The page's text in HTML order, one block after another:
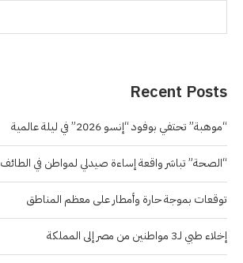
Recent Posts
“موهبة” تحتفي بوفود “إنسو 2026” في ليلة عالمية
“الصحة” تباشر واقعة إساءة صيدلي لمواطن في الطائف
توقعات بموجة حارة وأمطار على معظم المناطق
إخلاء طبي لـ3 مواطنين من مصر إلى المملكة